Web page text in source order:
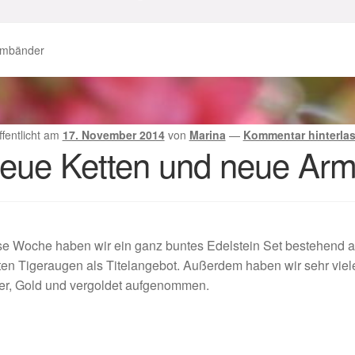
zu Ostern 2023
für Weihnachten 2023
für Weihnachten 2025
Schmuck online kaufen 2016
Karneval 2019 – Schmuck zu Fasching & Co.
Kasse Liefer- und Versandkosten
am 17. November 2014 von Marina — Kommentar
Ketten und neue
Woche haben wir ein ganz buntes Edelstein Set bestehend
Tigeraugen als Titelangebot. Außerdem haben wir sehr
Gold und vergoldet aufgenommen.